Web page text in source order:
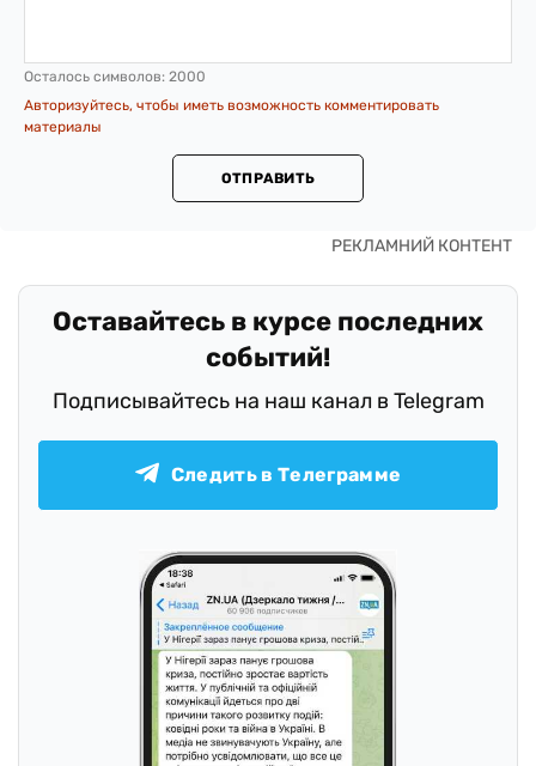
Осталось символов: 2000
Авторизуйтесь, чтобы иметь возможность комментировать
материалы
ОТПРАВИТЬ
Оставайтесь в курсе последних
событий!
Подписывайтесь на наш канал в Telegram
Следить в Телеграмме